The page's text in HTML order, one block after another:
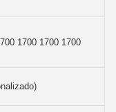
1700 1700 1700